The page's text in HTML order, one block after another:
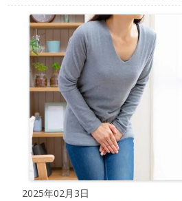
2025年02月3日